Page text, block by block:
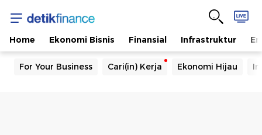
Home Ekonomi Bisnis Finansial Infrastruktur
For Your Business Cari(in) Kerja Ekonomi Hijau